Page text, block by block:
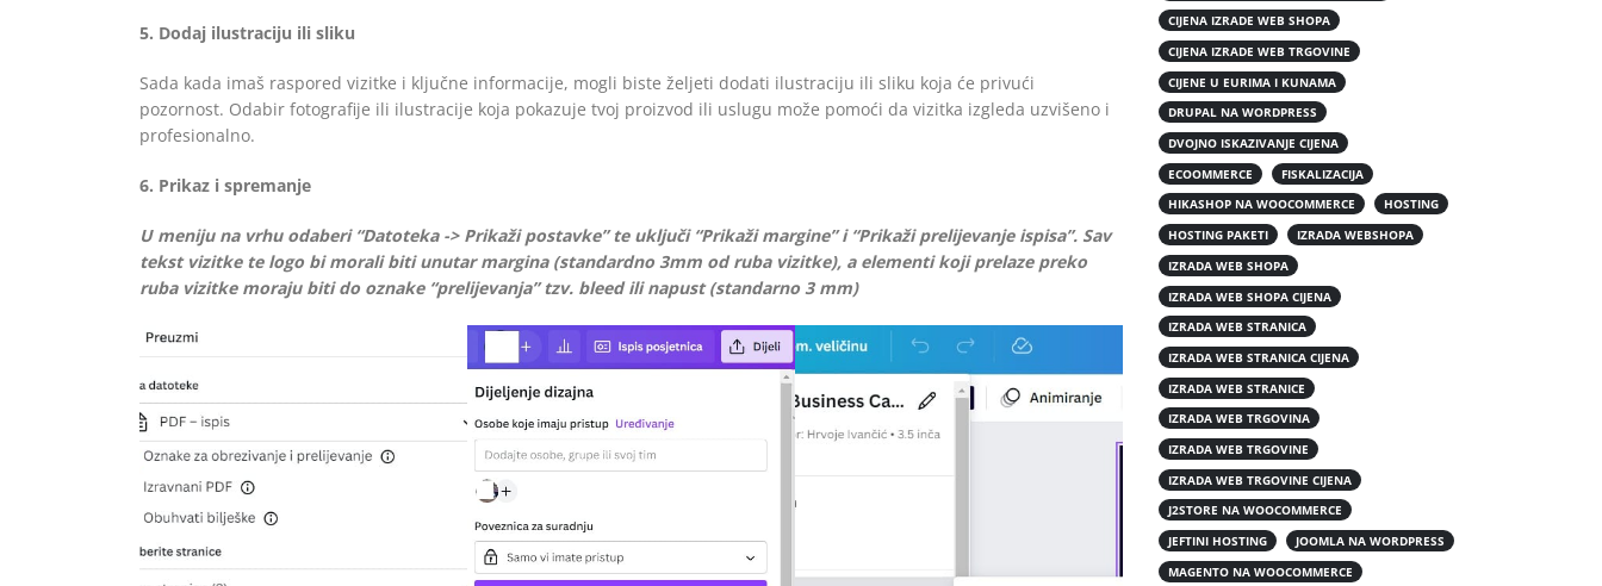
5. Dodaj ilustraciju ili sliku
Sada kada imaš raspored vizitke i ključne informacije, mogli biste željeti dodati ilustraciju ili sliku koja će privući
pozornost. Odabir fotografije ili ilustracije koja pokazuje tvoj proizvod ili uslugu može pomoći da vizitka izgleda uzvišeno i
profesionalno.
6. Prikaz i spremanje
​U meniju na vrhu odaberi “Datoteka -> Prikaži postavke” te uključi “Prikaži margine” i “Prikaži prelijevanje ispisa”. Sav
tekst vizitke te logo bi morali biti unutar margina (standardno 3mm od ruba vizitke), a elementi koji prelaze preko
ruba vizitke moraju biti do oznake “prelijevanja” tzv. bleed ili napust (standarno 3 mm)
CIJENA IZRADE WEB SHOPA
CIJENA IZRADE WEB TRGOVINE
CIJENE U EURIMA I KUNAMA
DRUPAL NA WORDPRESS
DVOJNO ISKAZIVANJE CIJENA
ECOOMMERCE
FISKALIZACIJA
HIKASHOP NA WOOCOMMERCE
HOSTING
HOSTING PAKETI
IZRADA WEBSHOPA
IZRADA WEB SHOPA
IZRADA WEB SHOPA CIJENA
IZRADA WEB STRANICA
IZRADA WEB STRANICA CIJENA
IZRADA WEB STRANICE
IZRADA WEB TRGOVINA
IZRADA WEB TRGOVINE
IZRADA WEB TRGOVINE CIJENA
J2STORE NA WOOCOMMERCE
JEFTINI HOSTING
JOOMLA NA WORDPRESS
MAGENTO NA WOOCOMMERCE